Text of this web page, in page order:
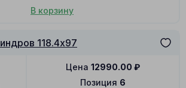
В корзину
118.4x97
Позиция 6
Цена 12990.00 ₽